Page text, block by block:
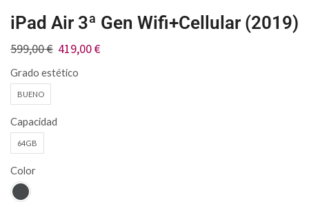
iPad Air 3ª Gen Wifi+Cellular (2019)
599,00€ 419,00€
Grado estético
BUENO
Capacidad
64GB
Color